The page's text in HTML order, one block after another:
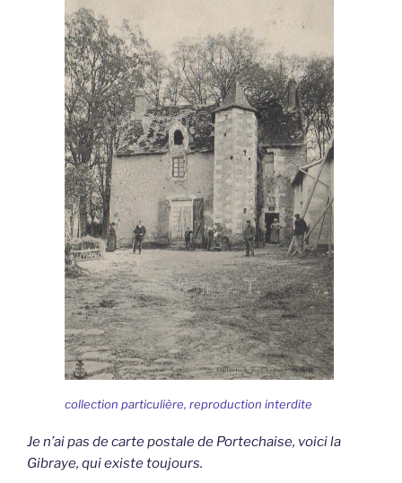
collection particulière, reproduction interdite
Je n’ai pas de carte postale de Portechaise, voici la
Gibraye, qui existe toujours.